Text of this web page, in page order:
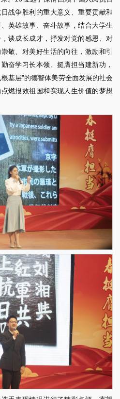
战争胜利的重大意义、重要贡献和
英雄故事、奋斗故事，结合大学生
谈成长成才，抒发对党的感恩、对
敬、对美好生活的向往，激励和引
奋学习长本领、挺膺担当建新功，
基层”的德智体美劳全面发展的社会
燃报效祖国和实现人生价值的梦想